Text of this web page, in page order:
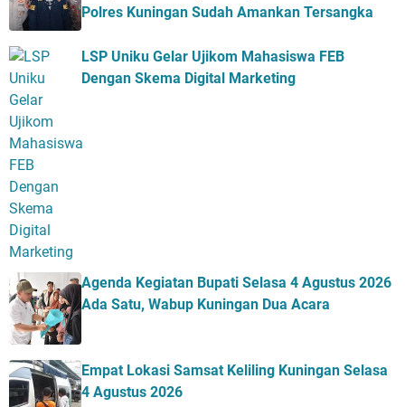
Polres Kuningan Sudah Amankan Tersangka
LSP Uniku Gelar Ujikom Mahasiswa FEB
Dengan Skema Digital Marketing
Agenda Kegiatan Bupati Selasa 4 Agustus 2026
Ada Satu, Wabup Kuningan Dua Acara
Empat Lokasi Samsat Keliling Kuningan Selasa
4 Agustus 2026